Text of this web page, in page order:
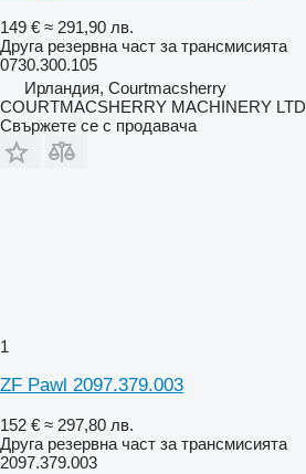
149 € ≈ 291,90 лв.
Друга резервна част за трансмисията
0730.300.105
Ирландия, Courtmacsherry
COURTMACSHERRY MACHINERY LTD
Свържете се с продавача
1
ZF Pawl 2097.379.003
152 € ≈ 297,80 лв.
Друга резервна част за трансмисията
2097.379.003